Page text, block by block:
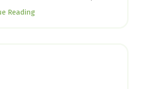
Reading